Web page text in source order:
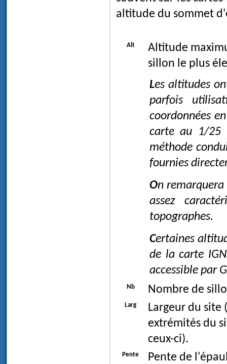
altitude du sommet
Alt
Altitude
sillon le plus
Les altitudes ont été relevées sur les cartes IGN au 1/ 25 000, avec
parfois
coordonnées
carte au 1/25
méthode
fournies
On remarquera que les reliefs utilisés dans cette étude sont souvent
assez
topographes.
Certaines altitudes ont été déterminées grâce aux courbes de niveau
de la carte
accessible par
Nb Nombre de
Larg
Largeur du site
extrémités du
ceux-ci).
Pente Pente de